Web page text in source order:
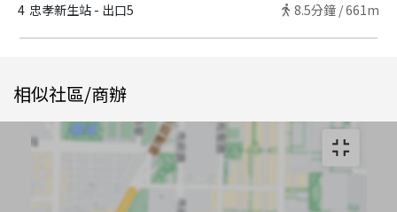
4 忠孝新生站 - 出口5 8.5分鐘 /661m
相似社區/商辦